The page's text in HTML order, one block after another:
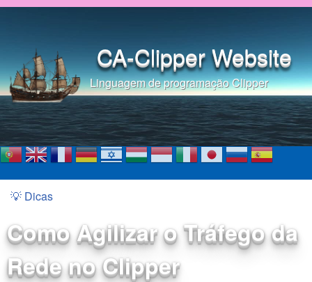
Pular para o conteúdo
CA-Clipper Website
Linguagem de programação Clipper
Você está aqui
💡 Dicas
Como Agilizar o Tráfego da
Rede no Clipper